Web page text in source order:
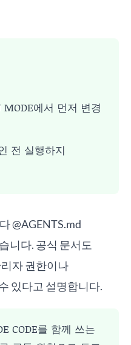
에서 먼저 변경
전 실행하지
@AGENTS.md
니다. 공식 문서도
자 권한이나
있다고 설명합니다.
CODE를 함께 쓰는